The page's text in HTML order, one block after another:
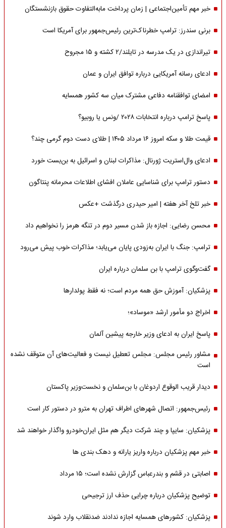
خبر مهم تأمین‌اجتماعی | زمان پرداخت مابه‌التفاوت حقوق بازنشستگان
برنی سندرز: ترامپ خطرناک‌ترین رئیس‌جمهور برای آمریکا است
تیراندازی در یک مدرسه در تایلند/۲ کشته و ۱۵ مجروح
ادعای رسانه آمریکایی درباره توافق ایران و عمان
امضای توافقنامه دفاعی مشترک میان سه کشور همسایه
پاسخ ترامپ درباره انتخابات ۲۰۲۸ /ونس یا روبیو؟
قیمت طلا و سکه امروز ۱۶ مرداد ۱۴۰۵ | طلای دست دوم گرمی چند؟
ادعای وال‌استریت ژورنال: مذاکرات لبنان و اسرائیل به بن‌بست خورد
دستور ترامپ برای شناسایی عاملان افشای اطلاعات محرمانه پنتاگون
خبر تلخ آخر هفته | امیر حیدری درگذشت +عکس
محسن رضایی: اجازه باز شدن مسیر دوم در تنگه هرمز را نخواهیم داد
ترامپ: جنگ با ایران به‌زودی پایان می‌یابد؛ مذاکرات خوب پیش می‌رود
گفت‌وگوی ترامپ با بن سلمان درباره ایران
پزشکیان: آموزش حق همه مردم است؛ نه فقط پولدارها
اخراج دو مأمور ارشد «موساد»؛
پاسخ ایران به ادعای وزیر خارجه پیشین آلمان
مشاور رئیس مجلس: مجلس تعطیل نیست و فعالیت‌های آن متوقف نشده
است
دیدار قریب الوقوع اردوغان با بن‌سلمان و نخست‌وزیر پاکستان
رئیس‌جمهور: اتصال شهرهای اطراف تهران به مترو در دستور کار است
پزشکیان: سایپا و چند شرکت دیگر هم مثل ایران‌خودرو واگذار خواهند شد
خبر مهم پزشکیان درباره واریز یارانه و دهک بندی ها
اصابتی در قشم و بندرعباس گزارش نشده است؛ ۱۵ مرداد
توضیح پزشکیان درباره چرایی حذف ارز ترجیحی
پزشکیان: کشورهای همسایه اجازه ندادند ضدنقلاب وارد شوند